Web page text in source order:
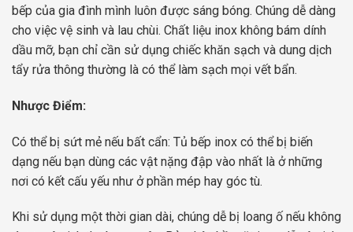
bếp của gia đình mình luôn được sáng bóng. Chúng dễ dàng
cho việc vệ sinh và lau chùi. Chất liệu inox không bám dính
dầu mỡ, bạn chỉ cần sử dụng chiếc khăn sạch và dung dịch
tẩy rửa thông thường là có thể làm sạch mọi vết bẩn.
Nhược Điểm:
Có thể bị sứt mẻ nếu bất cẩn: Tủ bếp inox có thể bị biến
dạng nếu bạn dùng các vật nặng đập vào nhất là ở những
nơi có kết cấu yếu như ở phần mép hay góc tù.
Khi sử dụng một thời gian dài, chúng dễ bị loang ố nếu không